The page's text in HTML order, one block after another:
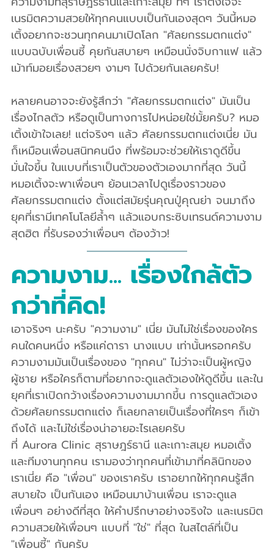
เนรมิตความสวยให้ทุกคนแบบเป็นกันเองสุดๆ วันนี้หมอ
เติ้งอยากจะชวนทุกคนมาเปิดโลก "ศัลยกรรมตกแต่ง"
แบบฉบับเพื่อนซี้ คุยกันสบายๆ เหมือนนั่งจิบกาแฟ แล้ว
เม้าท์มอยเรื่องสวยๆ งามๆ ไปด้วยกันเลยครับ!
หลายคนอาจจะยังรู้สึกว่า "ศัลยกรรมตกแต่ง" มันเป็น
เรื่องไกลตัว หรือดูเป็นทางการไปหน่อยใช่มั้ยครับ? หมอ
เติ้งเข้าใจเลย! แต่จริงๆ แล้ว ศัลยกรรมตกแต่งเนี่ย มัน
ก็เหมือนเพื่อนสนิทคนนึง ที่พร้อมจะช่วยให้เราดูดีขึ้น
มั่นใจขึ้น ในแบบที่เราเป็นตัวของตัวเองมากที่สุด วันนี้
หมอเติ้งจะพาเพื่อนๆ ย้อนเวลาไปดูเรื่องราวของ
ศัลยกรรมตกแต่ง ตั้งแต่สมัยรุ่นคุณปู่คุณย่า จนมาถึง
ยุคที่เรามีเทคโนโลยีล้ำๆ แล้วแอบกระซิบเทรนด์ความงาม
สุดฮิต ที่รับรองว่าเพื่อนๆ ต้องว้าว!
ความงาม... เรื่องใกล้ตัว
กว่าที่คิด!
เอาจริงๆ นะครับ "ความงาม" เนี่ย มันไม่ใช่เรื่องของใคร
คนใดคนหนึ่ง หรือแค่ดารา นางแบบ เท่านั้นหรอกครับ
ความงามมันเป็นเรื่องของ "ทุกคน" ไม่ว่าจะเป็นผู้หญิง
ผู้ชาย หรือใครก็ตามที่อยากจะดูแลตัวเองให้ดูดีขึ้น และใน
ยุคที่เราเปิดกว้างเรื่องความงามมากขึ้น การดูแลตัวเอง
ด้วยศัลยกรรมตกแต่ง ก็เลยกลายเป็นเรื่องที่ใครๆ ก็เข้า
ถึงได้ และไม่ใช่เรื่องน่าอายอะไรเลยครับ
ที่ Aurora Clinic สุราษฎร์ธานี และเกาะสมุย หมอเติ้ง
และทีมงานทุกคน เรามองว่าทุกคนที่เข้ามาที่คลินิกของ
เราเนี่ย คือ "เพื่อน" ของเราครับ เราอยากให้ทุกคนรู้สึก
สบายใจ เป็นกันเอง เหมือนมาบ้านเพื่อน เราจะดูแล
เพื่อนๆ อย่างดีที่สุด ให้คำปรึกษาอย่างจริงใจ และเนรมิต
ความสวยให้เพื่อนๆ แบบที่ "ใช่" ที่สุด ในสไตล์ที่เป็น
"เพื่อนซี้" กันครับ